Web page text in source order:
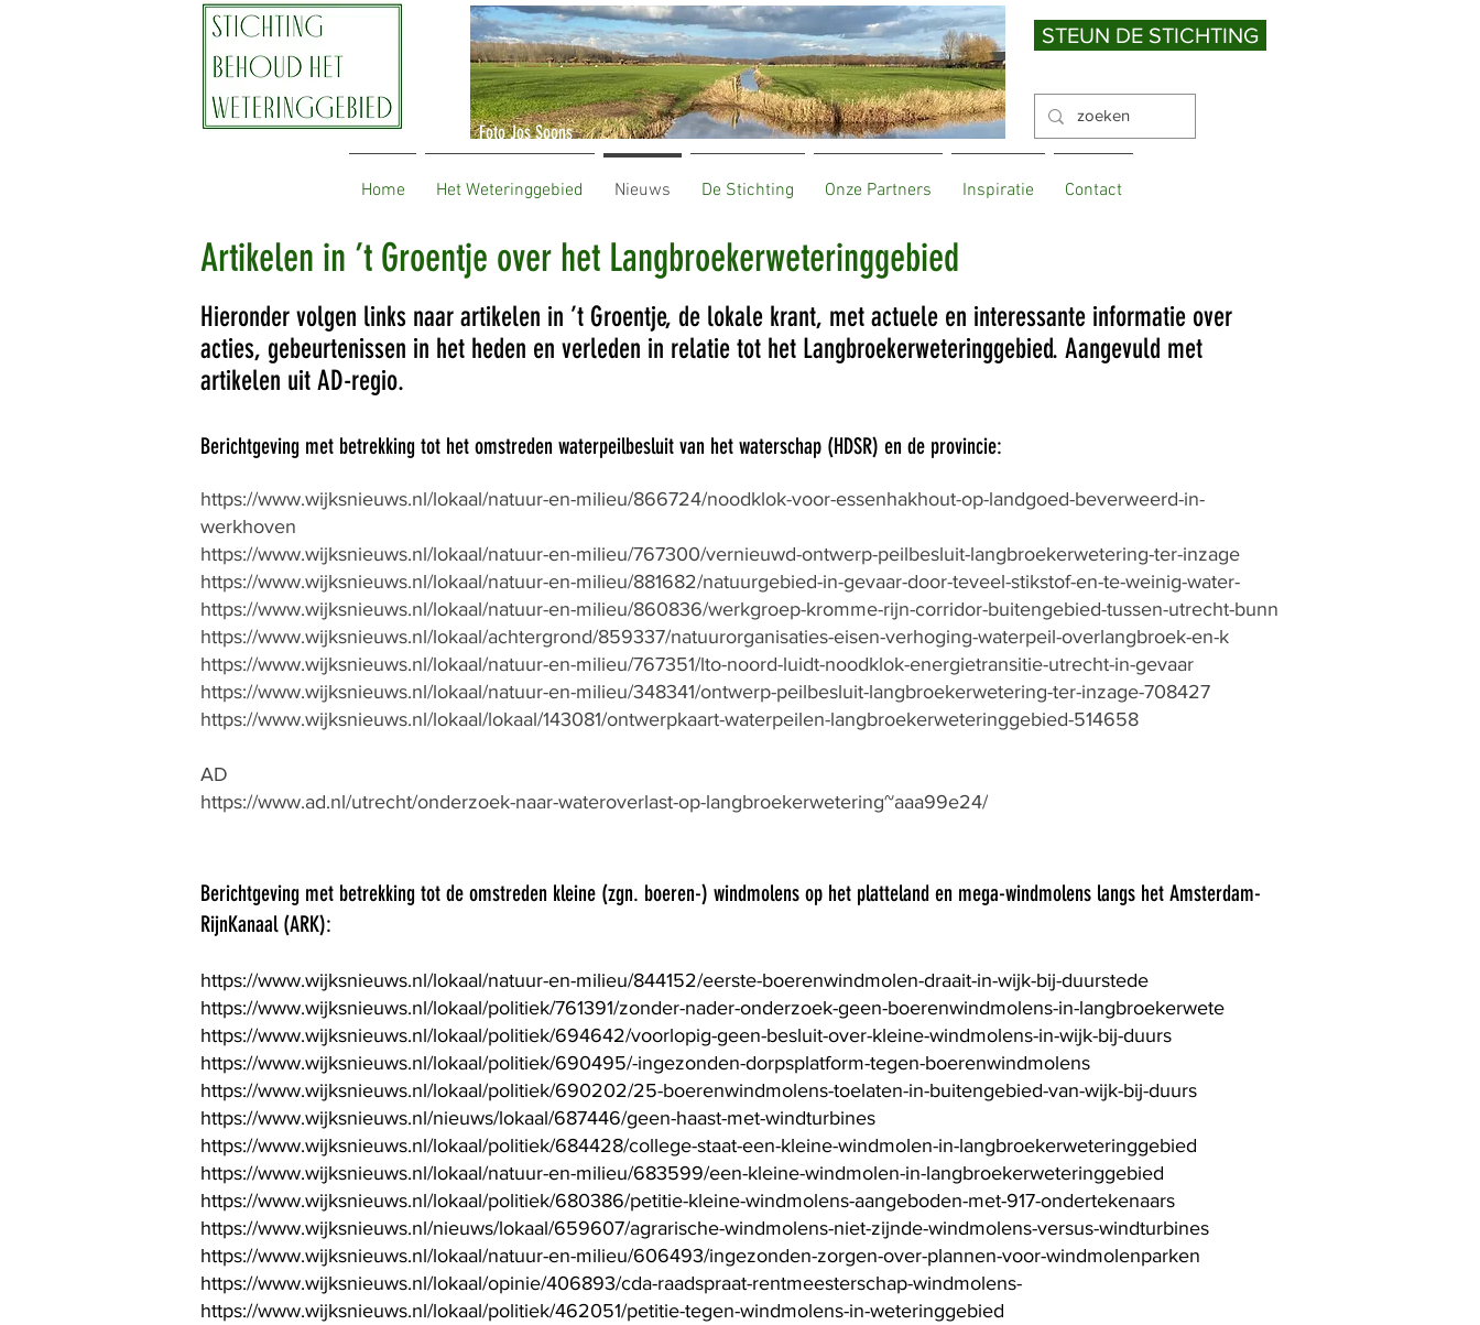
Foto Jos Soons
STEUN DE STICHTING
Artikelen in ’t Groentje over het Langbroekerweteringgebied
Hieronder volgen links naar artikelen in ’t Groentje, de lokale krant, met actuele en interessante informatie over
acties, gebeurtenissen in het heden en verleden in relatie tot het Langbroekerweteringgebied. Aangevuld met
artikelen uit AD-regio.
Berichtgeving met betrekking tot het omstreden waterpeilbesluit van het waterschap (HDSR) en de provincie:
https://www.wijksnieuws.nl/lokaal/natuur-en-milieu/866724/noodklok-voor-essenhakhout-op-landgoed-beverweerd-in-
werkhoven
https://www.wijksnieuws.nl/lokaal/natuur-en-milieu/767300/vernieuwd-ontwerp-peilbesluit-langbroekerwetering-ter-inzage
https://www.wijksnieuws.nl/lokaal/natuur-en-milieu/881682/natuurgebied-in-gevaar-door-teveel-stikstof-en-te-weinig-water-
https://www.wijksnieuws.nl/lokaal/natuur-en-milieu/860836/werkgroep-kromme-rijn-corridor-buitengebied-tussen-utrecht-bunn
https://www.wijksnieuws.nl/lokaal/achtergrond/859337/natuurorganisaties-eisen-verhoging-waterpeil-overlangbroek-en-k
https://www.wijksnieuws.nl/lokaal/natuur-en-milieu/767351/lto-noord-luidt-noodklok-energietransitie-utrecht-in-gevaar
https://www.wijksnieuws.nl/lokaal/natuur-en-milieu/348341/ontwerp-peilbesluit-langbroekerwetering-ter-inzage-708427
https://www.wijksnieuws.nl/lokaal/lokaal/143081/ontwerpkaart-waterpeilen-langbroekerweteringgebied-514658
AD
https://www.ad.nl/utrecht/onderzoek-naar-wateroverlast-op-langbroekerwetering~aaa99e24/
Berichtgeving met betrekking tot de omstreden kleine (zgn. boeren-) windmolens op het platteland en mega-windmolens langs het Amsterdam-
RijnKanaal (ARK):
https://www.wijksnieuws.nl/lokaal/natuur-en-milieu/844152/eerste-boerenwindmolen-draait-in-wijk-bij-duurstede
https://www.wijksnieuws.nl/lokaal/politiek/761391/zonder-nader-onderzoek-geen-boerenwindmolens-in-langbroekerwete
https://www.wijksnieuws.nl/lokaal/politiek/694642/voorlopig-geen-besluit-over-kleine-windmolens-in-wijk-bij-duurs
https://www.wijksnieuws.nl/lokaal/politiek/690495/-ingezonden-dorpsplatform-tegen-boerenwindmolens
https://www.wijksnieuws.nl/lokaal/politiek/690202/25-boerenwindmolens-toelaten-in-buitengebied-van-wijk-bij-duurs
https://www.wijksnieuws.nl/nieuws/lokaal/687446/geen-haast-met-windturbines
https://www.wijksnieuws.nl/lokaal/politiek/684428/college-staat-een-kleine-windmolen-in-langbroekerweteringgebied
https://www.wijksnieuws.nl/lokaal/natuur-en-milieu/683599/een-kleine-windmolen-in-langbroekerweteringgebied
https://www.wijksnieuws.nl/lokaal/politiek/680386/petitie-kleine-windmolens-aangeboden-met-917-ondertekenaars
https://www.wijksnieuws.nl/nieuws/lokaal/659607/agrarische-windmolens-niet-zijnde-windmolens-versus-windturbines
https://www.wijksnieuws.nl/lokaal/natuur-en-milieu/606493/ingezonden-zorgen-over-plannen-voor-windmolenparken
https://www.wijksnieuws.nl/lokaal/opinie/406893/cda-raadspraat-rentmeesterschap-windmolens-
https://www.wijksnieuws.nl/lokaal/politiek/462051/petitie-tegen-windmolens-in-weteringgebied
Home Het Weteringgebied Nieuws De Stichting Onze Partners Inspiratie Contact